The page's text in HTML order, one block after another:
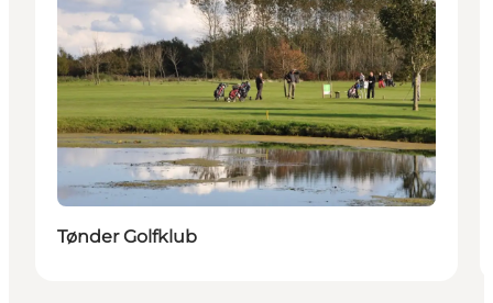
Tønder Golfklub